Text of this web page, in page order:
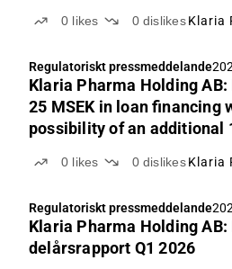
0 likes 0 dislikes Klaria
Regulatoriskt pressmeddelande
Klaria Pharma Holding
25 MSEK in loan financing
possibility of an additional
0 likes 0 dislikes Klaria
Regulatoriskt pressmeddelande
Klaria Pharma Holding AB:
delårsrapport Q1 2026